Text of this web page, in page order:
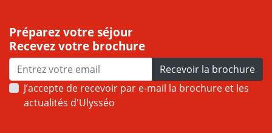
Préparez votre séjour
Recevez votre brochure
Recevoir la brochure
J’accepte de recevoir par e-mail la brochure et les
actualités d'Ulysséo